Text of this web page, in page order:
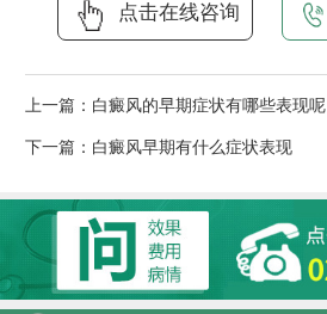
点击在线咨询
上一篇： 白癜风的早期症状有哪些表现呢
下一篇： 白癜风早期有什么症状表现